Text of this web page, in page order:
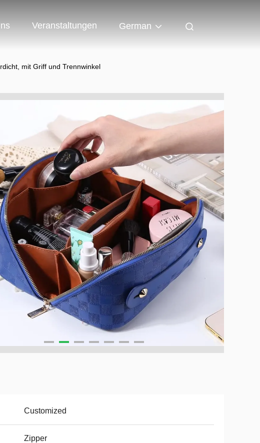
Veranstaltungen German
mit Griff und Trennwinkel
Customized
Zipper